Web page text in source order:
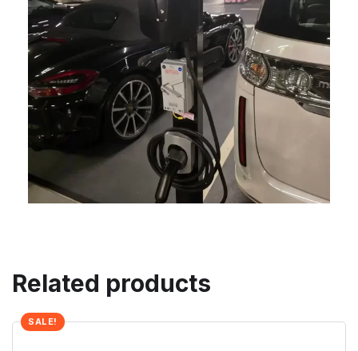
Related products
SALE!